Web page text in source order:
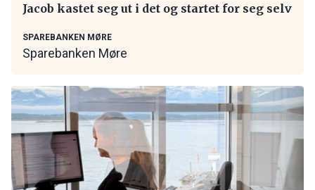
Jacob kastet seg ut i det og startet for seg selv
SPAREBANKEN MØRE
Sparebanken Møre